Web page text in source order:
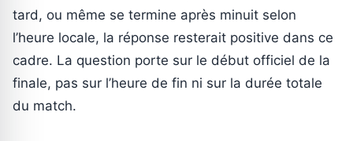
tard, ou même se termine après minuit selon
l’heure locale, la réponse resterait positive dans ce
cadre. La question porte sur le début officiel de la
finale, pas sur l’heure de fin ni sur la durée totale
du match.